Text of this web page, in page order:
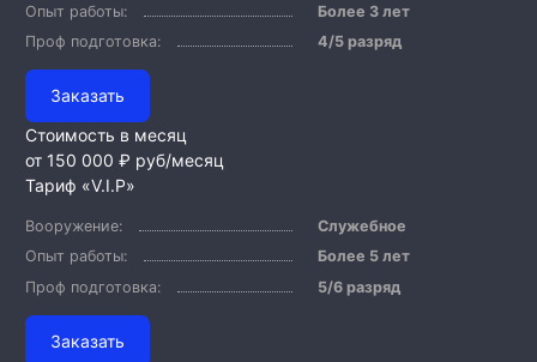
Опыт работы:
Более 3 лет
Проф подготовка:
4/5 разряд
Заказать
Стоимость в месяц
от 150 000 ₽ руб/месяц
Тариф «V.I.P»
Вооружение:
Служебное
Опыт работы:
Более 5 лет
Проф подготовка:
5/6 разряд
Заказать